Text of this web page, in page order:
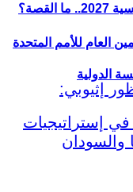
العام للأمم المتحدة
الدولية